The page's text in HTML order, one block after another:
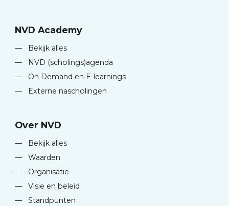
NVD Academy
—
Bekijk alles
—
NVD (scholings)agenda
—
On Demand en E-learnings
—
Externe nascholingen
Over NVD
—
Bekijk alles
—
Waarden
—
Organisatie
—
Visie en beleid
—
Standpunten